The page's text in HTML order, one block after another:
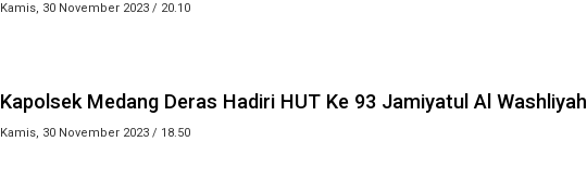
Kamis, 30 November 2023 / 20.10
Kapolsek Medang Deras Hadiri HUT Ke 93 Jamiyatul Al Washliyah
Kamis, 30 November 2023 / 18.50